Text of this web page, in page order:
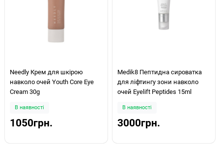
Needly Крем для шкірою
навколо очей Youth Core Eye
Cream 30g
В наявності
1050грн.
Medik8 Пептидна сироватка
для ліфтингу зони навколо
очей Eyelift Peptides 15ml
В наявності
3000грн.